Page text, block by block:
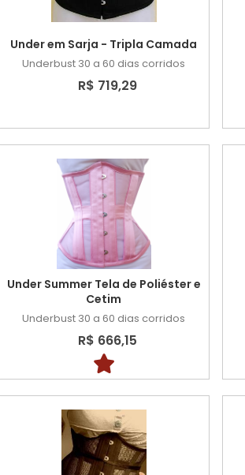
Under em Sarja - Tripla Camada
Underbust 30 a 60 dias corridos
R$ 719,29
Under Summer Tela de Poliéster e
Cetim
Underbust 30 a 60 dias corridos
R$ 666,15